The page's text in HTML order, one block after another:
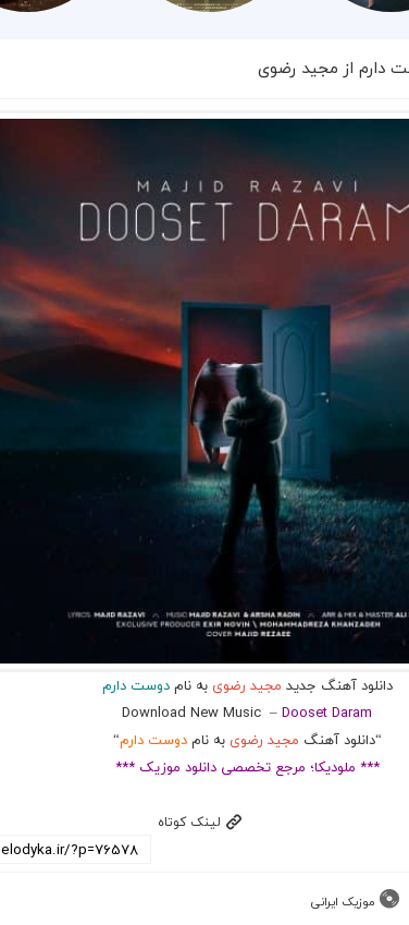
دارم از مجید رضوی
دانلود آهنگ جدید مجید رضوی به نامدوست دارم
Download New Music –Dooset Daram
“دانلود آهنگ مجید رضوی به نامدوست دارم“
*** ملودیکا؛ مرجع تخصصی دانلود موزیک ***
لینک کوتاه
موزیک ایرانی